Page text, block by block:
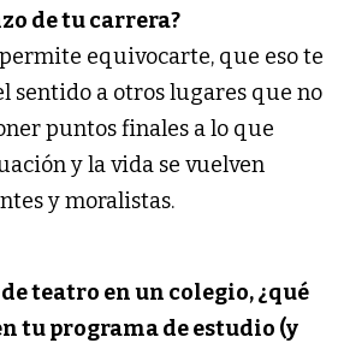
de tu carrera?
equivocarte, que eso te
sentido a otros lugares que no
puntos finales a lo que
y la vida se vuelven
y moralistas.
teatro en un colegio, ¿qué
tu programa de estudio (y